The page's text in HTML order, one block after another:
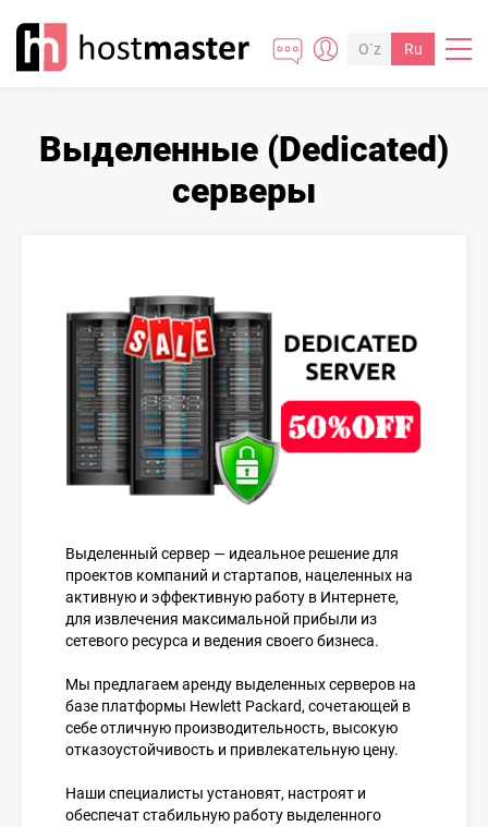
O`z Ru
Выделенные (Dedicated)
серверы
Выделенный сервер — идеальное решение для
проектов компаний и стартапов, нацеленных на
активную и эффективную работу в Интернете,
для извлечения максимальной прибыли из
сетевого ресурса и ведения своего бизнеса.
Мы предлагаем аренду выделенных серверов на
базе платформы Hewlett Packard, сочетающей в
себе отличную производительность, высокую
отказоустойчивость и привлекательную цену.
Наши специалисты установят, настроят и
обеспечат стабильную работу выделенного